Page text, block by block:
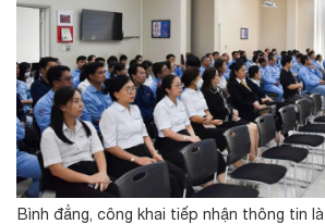
Bình đẳng, công khai tiếp nhận thông tin